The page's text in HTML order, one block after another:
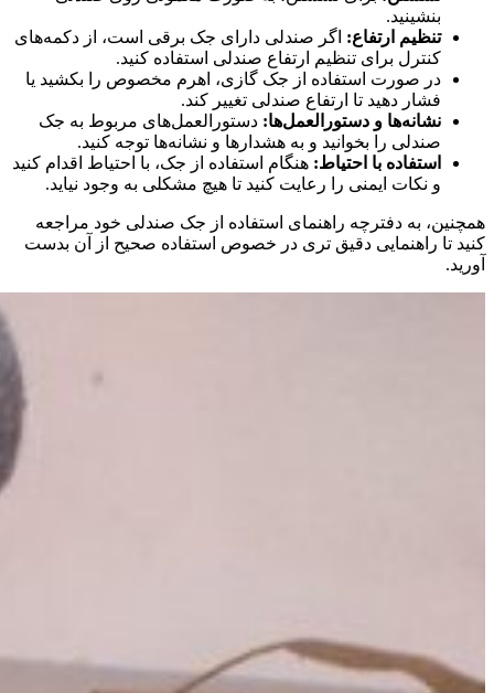
بنشینید.
تنظیم ارتفاع: اگر صندلی دارای جک برقی است، از دکمه‌های
کنترل برای تنظیم ارتفاع صندلی استفاده کنید.
در صورت استفاده از جک گازی، اهرم مخصوص را بکشید یا
فشار دهید تا ارتفاع صندلی تغییر کند.
نشانه‌ها و دستورالعمل‌ها: دستورالعمل‌های مربوط به جک
صندلی را بخوانید و به هشدارها و نشانه‌ها توجه کنید.
استفاده با احتیاط: هنگام استفاده از جک، با احتیاط اقدام کنید
و نکات ایمنی را رعایت کنید تا هیچ مشکلی به وجود نیاید.
همچنین، به دفترچه راهنمای استفاده از جک صندلی خود مراجعه
کنید تا راهنمایی دقیق تری در خصوص استفاده صحیح از آن بدست
آورید.